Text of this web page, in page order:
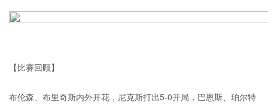
【比赛回顾】
布伦森、布里奇斯内外开花，尼克斯打出5-0开局，巴恩斯、珀尔特